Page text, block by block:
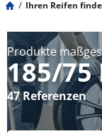
Ihren Reifen
Produkte
185/75
47 Referenzen